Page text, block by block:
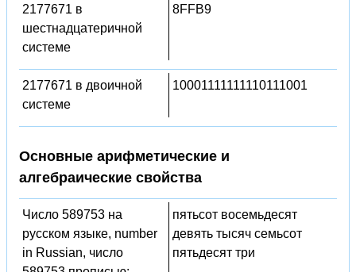
2177671 в
шестнадцатеричной
системе
8FFB9
2177671 в двоичной
системе
10001111111110111001
Основные арифметические и
алгебраические свойства
Число 589753 на
русском языке, number
in Russian, число
пятьсот восемьдесят
девять тысяч семьсот
пятьдесят три